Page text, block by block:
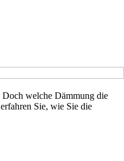
Doch welche Dämmung die
Sie, wie Sie die